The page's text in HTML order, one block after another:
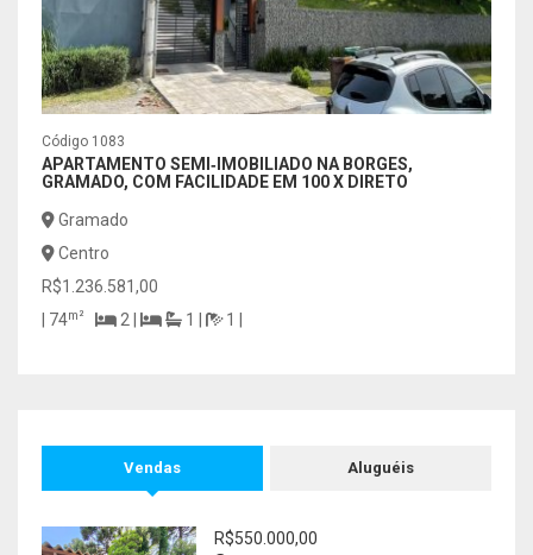
Código 1083
APARTAMENTO SEMI‑IMOBILIADO NA BORGES,
GRAMADO, COM FACILIDADE EM 100 X DIRETO
Gramado
Centro
R$1.236.581,00
| 74m² 2 | 1 | 1 |
Vendas Aluguéis
R$550.000,00